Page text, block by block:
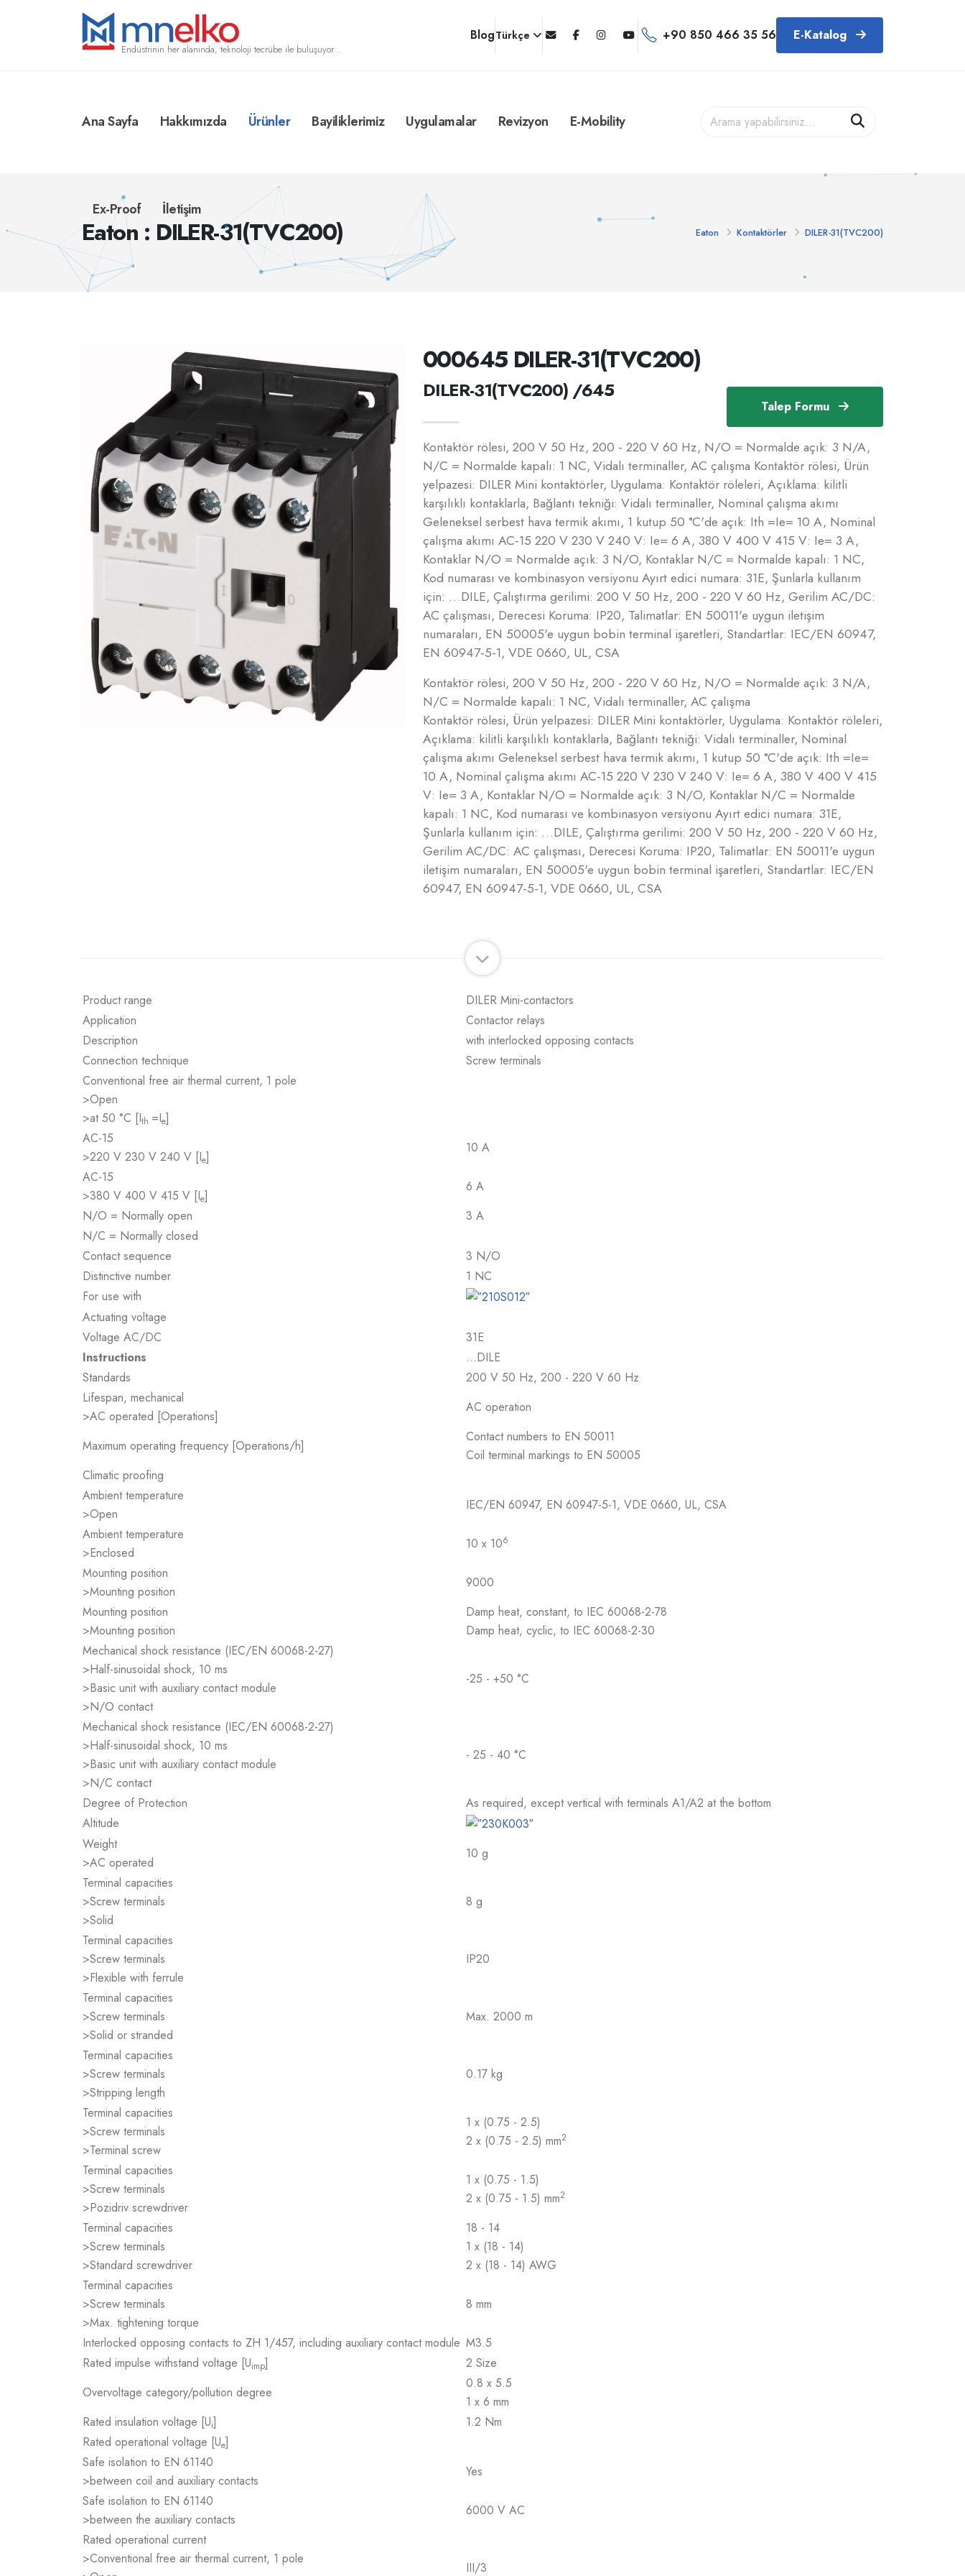
Endüstrinin her alanında, teknoloji tecrübe ile buluşuyor...
BlogTürkçe +90 850 466 35 56 E-Katalog
Ana Sayfa Hakkımızda Ürünler Bayiliklerimiz Uygulamalar Revizyon E-Mobility
Ex-Proof İletişim
Eaton : DILER-31(TVC200) Eaton Kontaktörler DILER-31(TVC200)
Talep Formu
000645 DILER-31(TVC200)
DILER-31(TVC200) /645
Kontaktör rölesi, 200 V 50 Hz, 200 - 220 V 60 Hz, N/O = Normalde açık: 3 N/A,
N/C = Normalde kapalı: 1 NC, Vidalı terminaller, AC çalışma Kontaktör rölesi, Ürün
yelpazesi: DILER Mini kontaktörler, Uygulama: Kontaktör röleleri, Açıklama: kilitli
karşılıklı kontaklarla, Bağlantı tekniği: Vidalı terminaller, Nominal çalışma akımı
Geleneksel serbest hava termik akımı, 1 kutup 50 °C'de açık: Ith =Ie= 10 A, Nominal
çalışma akımı AC-15 220 V 230 V 240 V: Ie= 6 A, 380 V 400 V 415 V: Ie= 3 A,
Kontaklar N/O = Normalde açık: 3 N/O, Kontaklar N/C = Normalde kapalı: 1 NC,
Kod numarası ve kombinasyon versiyonu Ayırt edici numara: 31E, Şunlarla kullanım
için: …DILE, Çalıştırma gerilimi: 200 V 50 Hz, 200 - 220 V 60 Hz, Gerilim AC/DC:
AC çalışması, Derecesi Koruma: IP20, Talimatlar: EN 50011'e uygun iletişim
numaraları, EN 50005'e uygun bobin terminal işaretleri, Standartlar: IEC/EN 60947,
EN 60947-5-1, VDE 0660, UL, CSA
Kontaktör rölesi, 200 V 50 Hz, 200 - 220 V 60 Hz, N/O = Normalde açık: 3 N/A,
N/C = Normalde kapalı: 1 NC, Vidalı terminaller, AC çalışma
Kontaktör rölesi, Ürün yelpazesi: DILER Mini kontaktörler, Uygulama: Kontaktör röleleri,
Açıklama: kilitli karşılıklı kontaklarla, Bağlantı tekniği: Vidalı terminaller, Nominal
çalışma akımı Geleneksel serbest hava termik akımı, 1 kutup 50 °C'de açık: Ith =Ie=
10 A, Nominal çalışma akımı AC-15 220 V 230 V 240 V: Ie= 6 A, 380 V 400 V 415
V: Ie= 3 A, Kontaklar N/O = Normalde açık: 3 N/O, Kontaklar N/C = Normalde
kapalı: 1 NC, Kod numarası ve kombinasyon versiyonu Ayırt edici numara: 31E,
Şunlarla kullanım için: …DILE, Çalıştırma gerilimi: 200 V 50 Hz, 200 - 220 V 60 Hz,
Gerilim AC/DC: AC çalışması, Derecesi Koruma: IP20, Talimatlar: EN 50011'e uygun
iletişim numaraları, EN 50005'e uygun bobin terminal işaretleri, Standartlar: IEC/EN
60947, EN 60947-5-1, VDE 0660, UL, CSA
Product range
DILER Mini-contactors
Application
Contactor relays
Description
with interlocked opposing contacts
Connection technique
Screw terminals
Conventional free air thermal current, 1 pole
>Open
>at 50 °C [Ith =Ie]
AC-15
>220 V 230 V 240 V [Ie]
10 A
AC-15
>380 V 400 V 415 V [Ie]
6 A
N/O = Normally open
3 A
N/C = Normally closed
Contact sequence
3 N/O
Distinctive number
1 NC
For use with
Actuating voltage
Voltage AC/DC
31E
Instructions
…DILE
Standards
200 V 50 Hz, 200 - 220 V 60 Hz
Lifespan, mechanical
>AC operated [Operations]
AC operation
Maximum operating frequency [Operations/h]
Contact numbers to EN 50011
Coil terminal markings to EN 50005
Climatic proofing
Ambient temperature
>Open
IEC/EN 60947, EN 60947-5-1, VDE 0660, UL, CSA
Ambient temperature
>Enclosed
10 x 106
Mounting position
>Mounting position
9000
Mounting position
>Mounting position
Damp heat, constant, to IEC 60068-2-78
Damp heat, cyclic, to IEC 60068-2-30
Mechanical shock resistance (IEC/EN 60068-2-27)
>Half-sinusoidal shock, 10 ms
>Basic unit with auxiliary contact module
>N/O contact
-25 - +50 °C
Mechanical shock resistance (IEC/EN 60068-2-27)
>Half-sinusoidal shock, 10 ms
>Basic unit with auxiliary contact module
>N/C contact
- 25 - 40 °C
Degree of Protection
As required, except vertical with terminals A1/A2 at the bottom
Altitude
Weight
>AC operated
10 g
Terminal capacities
>Screw terminals
>Solid
8 g
Terminal capacities
>Screw terminals
>Flexible with ferrule
IP20
Terminal capacities
>Screw terminals
>Solid or stranded
Max. 2000 m
Terminal capacities
>Screw terminals
>Stripping length
0.17 kg
Terminal capacities
>Screw terminals
>Terminal screw
1 x (0.75 - 2.5)
2 x (0.75 - 2.5) mm2
Terminal capacities
>Screw terminals
>Pozidriv screwdriver
1 x (0.75 - 1.5)
2 x (0.75 - 1.5) mm2
Terminal capacities
>Screw terminals
>Standard screwdriver
18 - 14
1 x (18 - 14)
2 x (18 - 14) AWG
Terminal capacities
>Screw terminals
>Max. tightening torque
8 mm
Interlocked opposing contacts to ZH 1/457, including auxiliary contact module M3.5
Rated impulse withstand voltage [Uimp]
2 Size
Overvoltage category/pollution degree
0.8 x 5.5
1 x 6 mm
Rated insulation voltage [Ui]
1.2 Nm
Rated operational voltage [Ue]
Safe isolation to EN 61140
>between coil and auxiliary contacts
Yes
Safe isolation to EN 61140
>between the auxiliary contacts
6000 V AC
Rated operational current
>Conventional free air thermal current, 1 pole
III/3